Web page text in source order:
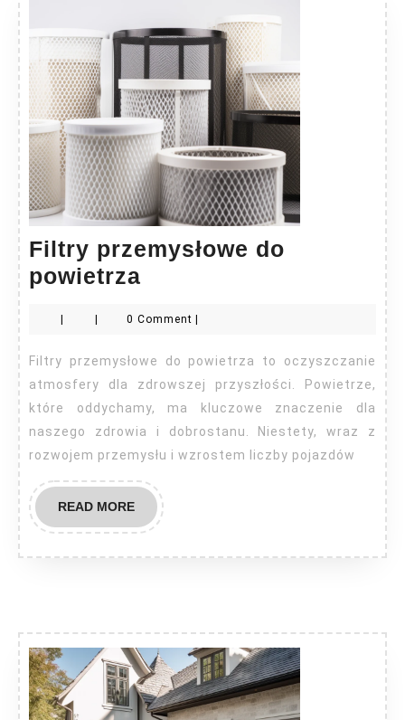
Filtry przemysłowe do
powietrza
do
powietrza
0 Comment
Filtry przemysłowe do powietrza to oczyszczanie
atmosfery dla zdrowszej przyszłości. Powietrze,
które oddychamy, ma kluczowe znaczenie dla
naszego zdrowia i dobrostanu. Niestety, wraz z
rozwojem przemysłu i wzrostem liczby pojazdów
READ MOREREAD
MORE